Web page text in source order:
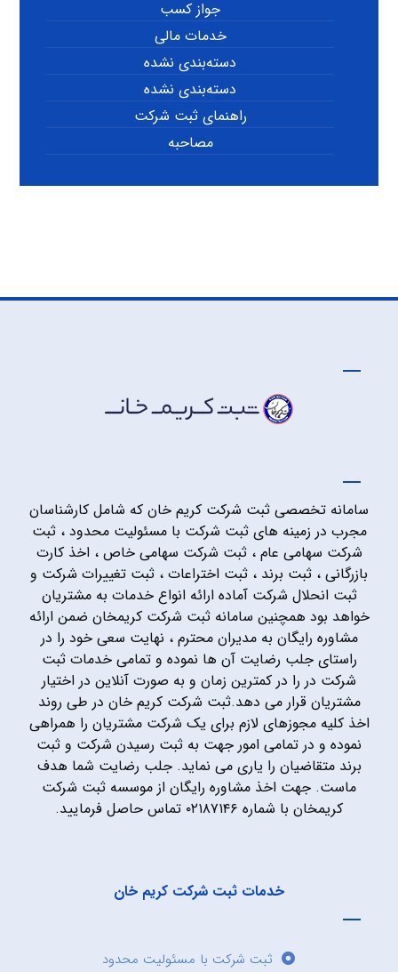
جواز کسب
خدمات مالی
دسته‌بندی نشده
دسته‌بندی نشده
راهنمای ثبت شرکت
مصاحبه
سامانه تخصصی ثبت شرکت کریم خان که شامل کارشناسان
مجرب در زمینه های ثبت شرکت با مسئولیت محدود ، ثبت
شرکت سهامی عام ، ثبت شرکت سهامی خاص ، اخذ کارت
بازرگانی ، ثبت برند ، ثبت اختراعات ، ثبت تغییرات شرکت و
ثبت انحلال شرکت آماده ارائه انواع خدمات به مشتریان
خواهد بود همچنین سامانه ثبت شرکت کریمخان ضمن ارائه
مشاوره رایگان به مدیران محترم ، نهایت سعی خود را در
راستای جلب رضایت آن ها نموده و تمامی خدمات ثبت
شرکت در را در کمترین زمان و به صورت آنلاین در اختیار
مشتریان قرار می دهد.ثبت شرکت کریم خان در طی روند
اخذ کلیه مجوزهای لازم برای یک شرکت مشتریان را همراهی
نموده و در تمامی امور جهت به ثبت رسیدن شرکت و ثبت
برند متقاضیان را یاری می نماید. جلب رضایت شما هدف
ماست. جهت اخذ مشاوره رایگان از موسسه ثبت شرکت
کریمخان با شماره ۰۲۱۸۷۱۴۶ تماس حاصل فرمایید.
خدمات ثبت شرکت کریم خان
ثبت شرکت با مسئولیت محدود